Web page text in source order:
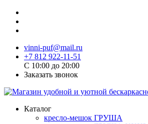
vinni-puf@mail.ru
+7 812 922-11-51
C 10:00 до 20:00
Заказать звонок
Каталог
кресло-мешок ГРУША